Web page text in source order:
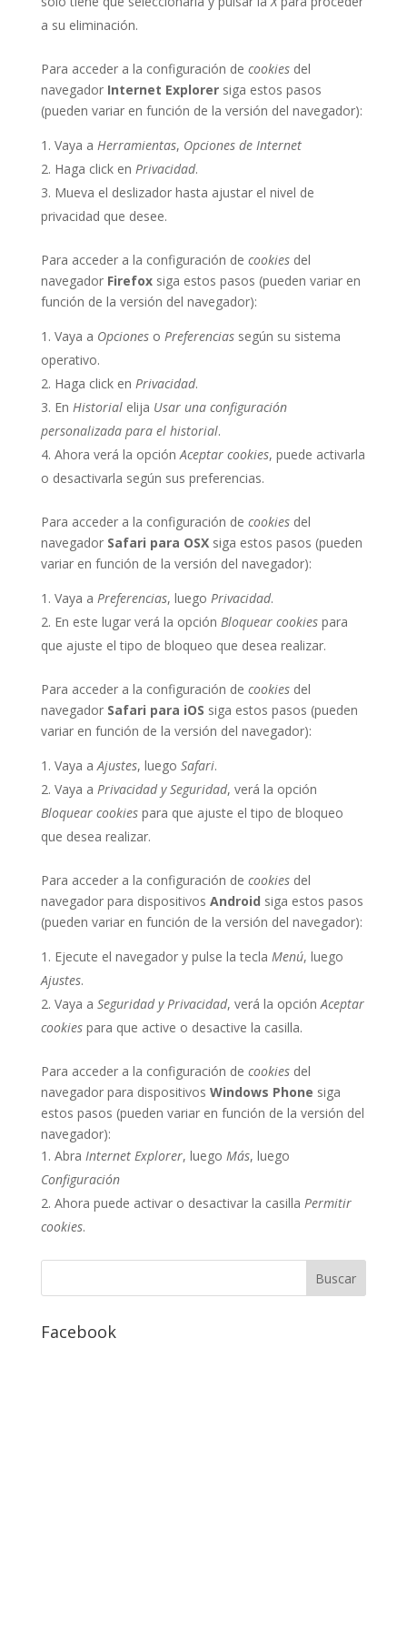
a su eliminación.
Para acceder a la configuración de cookiesdel
navegador Internet Explorersiga estos pasos
(pueden variar en función de la versión del navegador):
Vaya a Herramientas, Opciones de Internet
Haga click en Privacidad.
Mueva el deslizador hasta ajustar el nivel de
privacidad que desee.
Para acceder a la configuración de cookiesdel
navegador Firefoxsiga estos pasos (pueden variar en
función de la versión del navegador):
Vaya a Opcioneso Preferenciassegún su sistema
operativo.
Haga click en Privacidad.
En Historialelija Usar una configuración
personalizada para el historial.
Ahora verá la opciónAceptar cookies, puede activarla
o desactivarla según sus preferencias.
Para acceder a la configuración de cookiesdel
navegador Safari para OSXsiga estos pasos (pueden
variar en función de la versión del navegador):
Vaya a Preferencias, luego Privacidad.
En este lugar verá la opción Bloquear cookiespara
que ajuste el tipo de bloqueo que desea realizar.
Para acceder a la configuración de cookiesdel
navegador Safari para iOS siga estos pasos (pueden
variar en función de la versión del navegador):
Vaya aAjustes, luego Safari.
Vaya a Privacidad y Seguridad, verá la opción
Bloquear cookiespara que ajuste el tipo de bloqueo
que desea realizar.
Para acceder a la configuración de cookiesdel
navegador para dispositivos Android siga estos pasos
(pueden variar en función de la versión del navegador):
Ejecute el navegador y pulse la tecla Menú, luego
Ajustes.
Vaya a Seguridad y Privacidad, verá la opciónAceptar
cookiespara que active o desactive la casilla.
Para acceder a la configuración de cookiesdel
navegador para dispositivos Windows Phone siga
estos pasos (pueden variar en función de la versión del
navegador):
Abra Internet Explorer, luego Más, luego
Configuración
Ahora puede activar o desactivar la casilla Permitir
cookies.
Facebook